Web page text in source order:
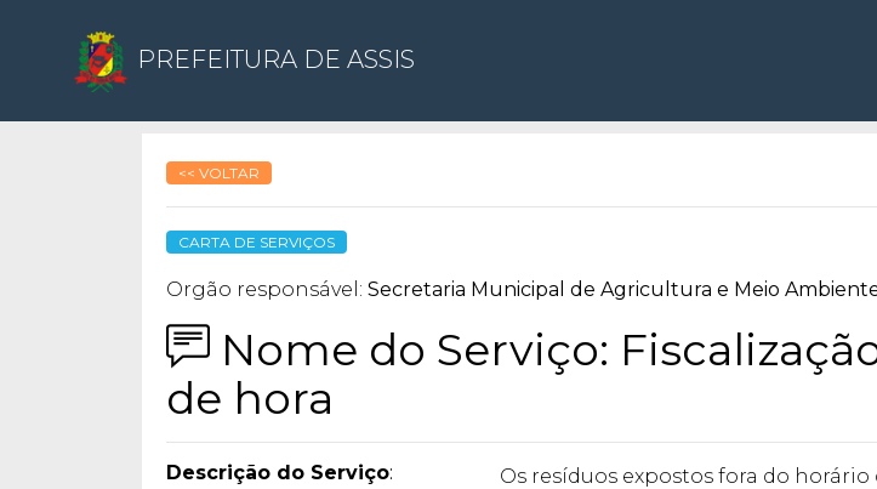
PREFEITURA DE ASSIS
<< VOLTAR
CARTA DE SERVIÇOS
Orgão responsável: Secretaria Municipal de Agricultura e Meio Ambiente
Nome do Serviço:
de hora
Descrição do Serviço:
Os resíduos expostos fora do